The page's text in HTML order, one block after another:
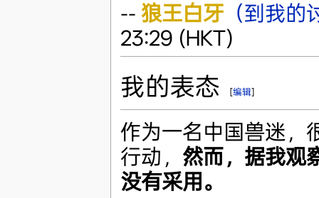
-- 狼王白牙（到我的
23:29 (HKT)
我的表态 [编辑]
作为一名中国兽迷，
行动， 然而，据我观
没有采用。